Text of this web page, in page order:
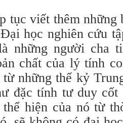
tục viết thêm những
học nghiên cứu
những người cha
chất của lý tính
từ những thế kỷ
đặc tính tư duy cốt
hiện của nó từ